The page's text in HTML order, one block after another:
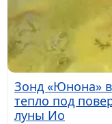
Зонд «Юнона»
тепло под
луны Ио